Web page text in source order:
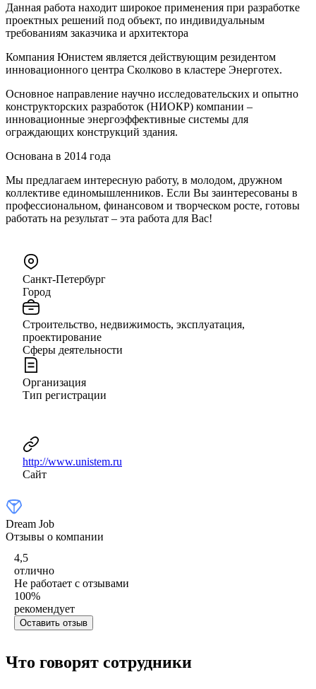
Данная работа находит широкое применения при разработке
проектных решений под объект, по индивидуальным
требованиям заказчика и архитектора
Компания Юнистем является действующим резидентом
инновационного центра Сколково в кластере Энерготех.
Основное направление научно исследовательских и опытно
конструкторских разработок (НИОКР) компании –
инновационные энергоэффективные системы для
ограждающих конструкций здания.
Основана в 2014 года
Мы предлагаем интересную работу, в молодом, дружном
коллективе единомышленников. Если Вы заинтересованы в
профессиональном, финансовом и творческом росте, готовы
работать на результат – эта работа для Вас!
Санкт-Петербург
Город
Строительство, недвижимость, эксплуатация,
проектирование
Сферы деятельности
Организация
Тип регистрации
http://www.unistem.ru
Сайт
Dream Job
Отзывы о компании
4,5
отлично
Не работает с отзывами
100%
рекомендует
Оставить отзыв
Что говорят сотрудники